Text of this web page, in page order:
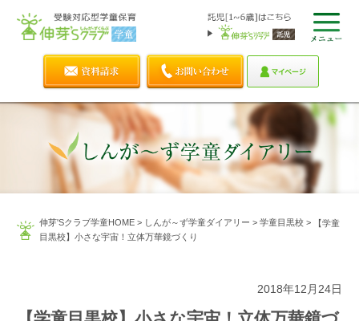
伸芽'Sクラブ学童HOME> しんが～ず学童ダイアリー > 学童目黒校>
【学童
目黒校】小さな宇宙！立体万華鏡づくり
2018年12月24日